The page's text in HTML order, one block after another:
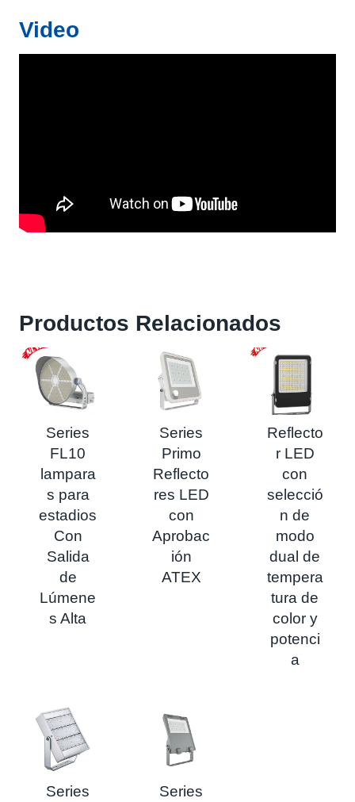
Video
Productos Relacionados
Series
FL10
lampara
s para
estadios
Con
Salida
de
Lúmene
s Alta
Series
Primo
Reflecto
res LED
con
Aprobac
ión
ATEX
Reflecto
r LED
con
selecció
n de
modo
dual de
tempera
tura de
color y
potenci
a
Series
Series